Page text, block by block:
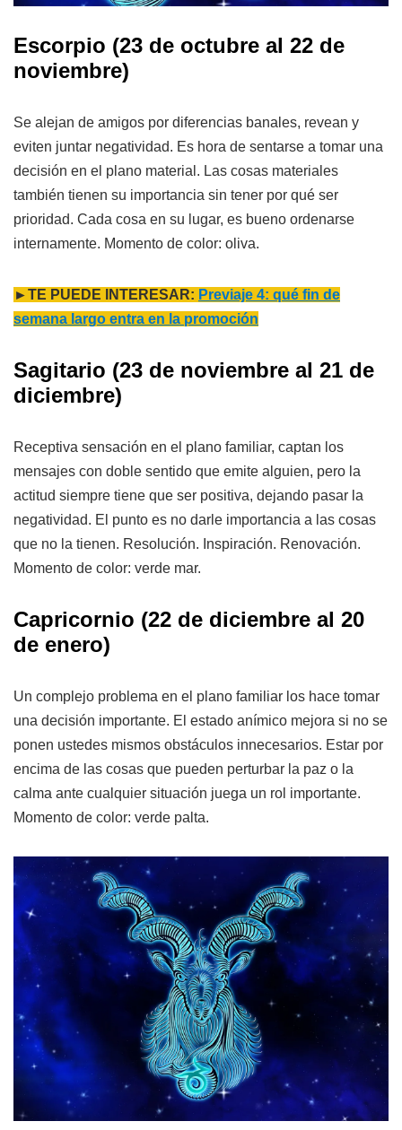
Escorpio (23 de octubre al 22 de
noviembre)
Se alejan de amigos por diferencias banales, revean y
eviten juntar negatividad. Es hora de sentarse a tomar una
decisión en el plano material. Las cosas materiales
también tienen su importancia sin tener por qué ser
prioridad. Cada cosa en su lugar, es bueno ordenarse
internamente. Momento de color: oliva.
►TE PUEDE INTERESAR: Previaje 4: qué fin de
semana largo entra en la promoción
Sagitario (23 de noviembre al 21 de
diciembre)
Receptiva sensación en el plano familiar, captan los
mensajes con doble sentido que emite alguien, pero la
actitud siempre tiene que ser positiva, dejando pasar la
negatividad. El punto es no darle importancia a las cosas
que no la tienen. Resolución. Inspiración. Renovación.
Momento de color: verde mar.
Capricornio (22 de diciembre al 20
de enero)
Un complejo problema en el plano familiar los hace tomar
una decisión importante. El estado anímico mejora si no se
ponen ustedes mismos obstáculos innecesarios. Estar por
encima de las cosas que pueden perturbar la paz o la
calma ante cualquier situación juega un rol importante.
Momento de color: verde palta.